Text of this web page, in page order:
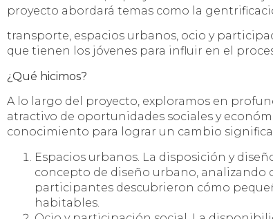
proyecto abordará temas como la
transporte, espacios urbanos, ocio y
que tienen los jóvenes para influir en el
¿Qué hicimos?
A lo largo del proyecto, exploramos en
atractivo de oportunidades sociales y
conocimiento para lograr un cambio
Espacios urbanos. La disposición y
concepto de diseño urbano, analizando
participantes descubrieron cómo
habitables.